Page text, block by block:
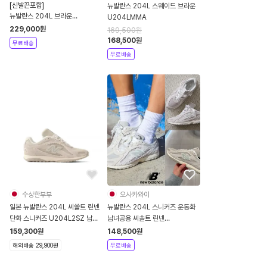
[신발끈포함]
뉴발란스 204L 브라운
U204LMMA 204
229,000원
무료배송
뉴발란스 204L 스웨이드 브라운
U204LMMA
169,500원
168,500원
무료배송
수상한부부
일본 뉴발란스 204L 씨쏠트 린넨
단화 스니커즈 U204L2SZ 남녀
공용 운동화
159,300원
해외배송 29,900원
오사카와이
뉴발란스 204L 스니커즈 운동화
남녀공용 씨솔트 린넨
U204L2SZ
148,500원
무료배송